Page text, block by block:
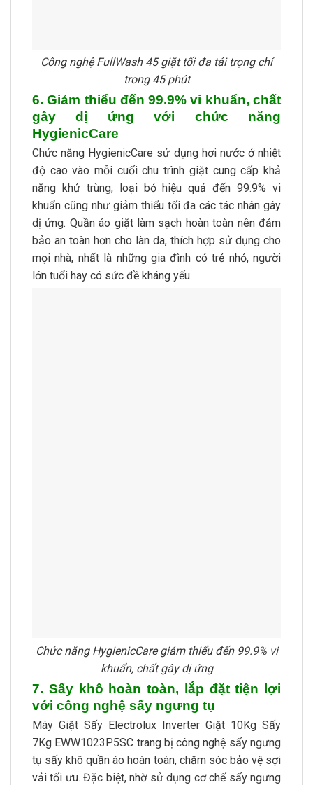
Công nghệ FullWash 45 giặt tối đa tải trọng chỉ
trong 45 phút
6. Giảm thiểu đến 99.9% vi khuẩn, chất
gây dị ứng với chức năng
HygienicCare
Chức năng HygienicCare sử dụng hơi nước ở nhiệt
độ cao vào mỗi cuối chu trình giặt cung cấp khả
năng khử trùng, loại bỏ hiệu quả đến 99.9% vi
khuẩn cũng như giảm thiểu tối đa các tác nhân gây
dị ứng. Quần áo giặt làm sạch hoàn toàn nên đảm
bảo an toàn hơn cho làn da, thích hợp sử dụng cho
mọi nhà, nhất là những gia đình có trẻ nhỏ, người
lớn tuổi hay có sức đề kháng yếu.
Chức năng HygienicCare giảm thiểu đến 99.9% vi
khuẩn, chất gây dị ứng
7. Sấy khô hoàn toàn, lắp đặt tiện lợi
với công nghệ sấy ngưng tụ
Máy Giặt Sấy Electrolux Inverter Giặt 10Kg Sấy
7Kg EWW1023P5SC trang bị công nghệ sấy ngưng
tụ sấy khô quần áo hoàn toàn, chăm sóc bảo vệ sợi
vải tối ưu. Đặc biệt, nhờ sử dụng cơ chế sấy ngưng